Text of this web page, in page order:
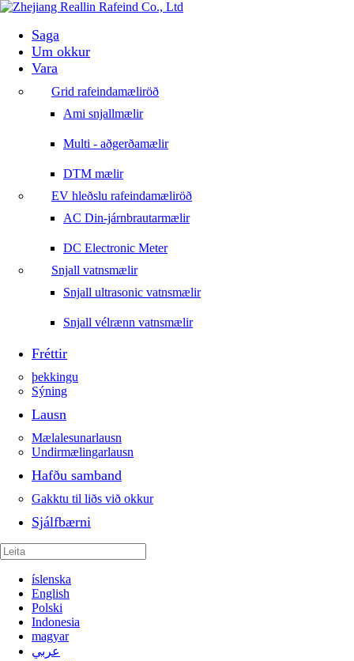
Saga
Um okkur
Vara
Grid rafeindamæliröð
Ami snjallmælir
Multi - aðgerðamælir
DTM mælir
EV hleðslu rafeindamæliröð
AC Din-járnbrautarmælir
DC Electronic Meter
Snjall vatnsmælir
Snjall ultrasonic vatnsmælir
Snjall vélrænn vatnsmælir
Fréttir
þekkingu
Sýning
Lausn
Mælalesunarlausn
Undirmælingarlausn
Hafðu samband
Gakktu til liðs við okkur
Sjálfbærni
íslenska
English
Polski
Indonesia
magyar
عربي